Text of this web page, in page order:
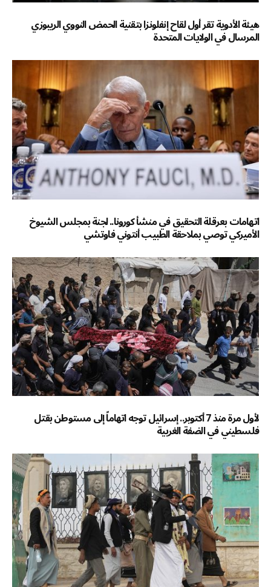
هيئة الأدوية تقر أول لقاح إنفلونزا بتقنية الحمض النووي الريبوزي
المرسال في الولايات المتحدة
اتهامات بعرقلة التحقيق في منشأ كورونا.. لجنة بمجلس الشيوخ
الأميركي توصي بملاحقة الطبيب أنتوني فاوتشي
لأول مرة منذ 7 أكتوبر.. إسرائيل توجه اتهاماً إلى مستوطن بقتل
فلسطيني في الضفة الغربية